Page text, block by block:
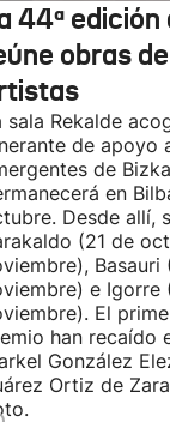
44ª
obras
sala Rekalde
de apoyo
de
en
Desde allí,
(21 de
Basauri
e Igorre
El
han recaído
González
Ortiz de